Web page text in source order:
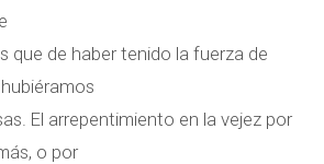
que de haber tenido la fuerza de
El arrepentimiento en la vejez por
o por